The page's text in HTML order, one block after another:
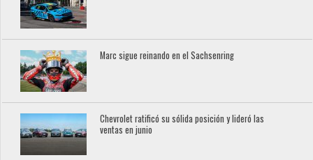
Marc sigue reinando en el Sachsenring
Chevrolet ratificó su sólida posición y lideró las
ventas en junio